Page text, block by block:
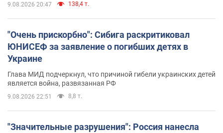
9.08.2026 20:47 138,4 т.
"Очень прискорбно": Сибига раскритиковал
ЮНИСЕФ за заявление о погибших детях в
Украине
Глава МИД подчеркнул, что причиной гибели украинских детей
является война, развязанная РФ
9.08.2026 22:51 8,8 т.
"Значительные разрушения": Россия нанесла